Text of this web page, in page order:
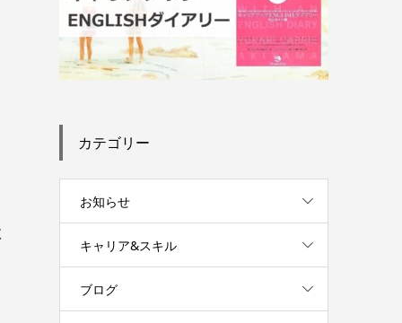
カテゴリー
お知らせ
キャリア&スキル
ブログ